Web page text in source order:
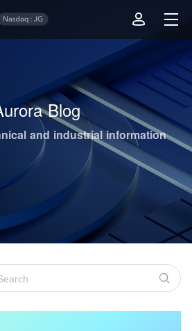
Blog
and industrial information